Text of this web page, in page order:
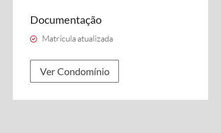
Documentação
Matrícula atualizada
Ver Condomínio